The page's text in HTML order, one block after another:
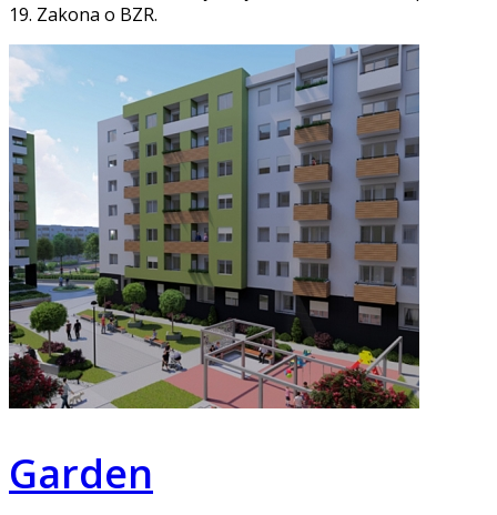
19. Zakona o BZR.
Garden